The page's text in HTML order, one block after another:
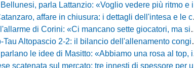
parla Lattanzio: «Voglio vedere più ritmo e intensità, dobbiamo lasciare tutto sul campo»
affare in chiusura: i dettagli dell'intesa e le cifre dell'operazione
di Corini: «Ci mancano sette giocatori, ma siamo una squadra forte»
Altopascio 2-2: il bilancio dell'allenamento congiunto e la risposta dei nuovi arrivi
le idee di Masitto: «Abbiamo una rosa al top, il pubblico del Lamberti ci spingerà lontano»
scatenata sul mercato: tre innesti di spessore per un attacco da sogni